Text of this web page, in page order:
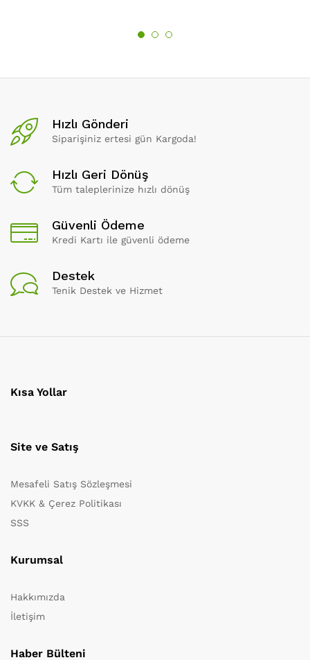
Hızlı Gönderi
Siparişiniz ertesi gün Kargoda!
Hızlı Geri Dönüş
Tüm taleplerinize hızlı dönüş
Güvenli Ödeme
Kredi Kartı ile güvenli ödeme
Destek
Tenik Destek ve Hizmet
Kısa Yollar
Site ve Satış
Mesafeli Satış Sözleşmesi
KVKK & Çerez Politikası
SSS
Kurumsal
Hakkımızda
İletişim
Haber Bülteni